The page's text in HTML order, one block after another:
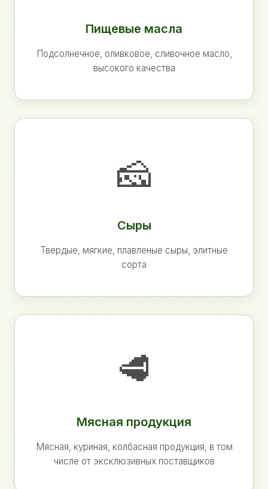
Пищевые масла
Подсолнечное, оливковое, сливочное масло,
высокого качества
🧀
Сыры
Твердые, мягкие, плавленые сыры, элитные
сорта
🥩
Мясная продукция
Мясная, куриная, колбасная продукция, в том
числе от эксклюзивных поставщиков